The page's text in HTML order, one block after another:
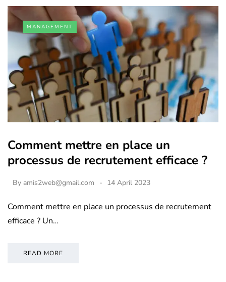
MANAGEMENT
Comment mettre en place un
processus de recrutement efficace ?
By amis2web@gmail.com 14 April 2023
Comment mettre en place un processus de recrutement
efficace ? Un…
READ MORE